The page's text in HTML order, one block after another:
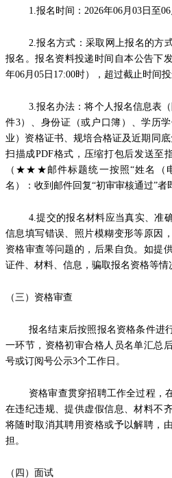
1.报名时间：2026年06月03日至06
2.报名方式：采取网上报名的方
报名。报名资料投递时间自本公告下
年06月05日17:00时），超过截止时间
3.报名办法：将个人报名信息表
件3）、身份证（或户口簿）、学历
业）资格证书、规培合格证及近期同
扫描成PDF格式，压缩打包后发送至
（★★★邮件标题统一按照“姓名（
名）：收到邮件回复“初审审核通过”者
4.提交的报名材料应当真实、准
信息填写错误、照片模糊变形等原因
资格审查等问题的，后果自负。如提
证件、材料、信息，骗取报名资格等情
（三）资格审查
报名结束后按照报名资格条件进
一环节，资格初审合格人员名单汇总
号或订阅号公示3个工作日。
资格审查贯穿招聘工作全过程，
在违纪违规、提供虚假信息、材料不
将随时取消其聘用资格或予以解聘，
担。
（四）面试